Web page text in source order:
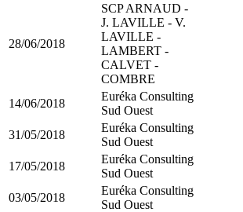
28/06/2018
SCP ARNAUD -
J. LAVILLE - V.
LAVILLE -
LAMBERT -
CALVET -
COMBRE
14/06/2018
Euréka Consulting
Sud Ouest
31/05/2018
Euréka Consulting
Sud Ouest
17/05/2018
Euréka Consulting
Sud Ouest
03/05/2018
Euréka Consulting
Sud Ouest